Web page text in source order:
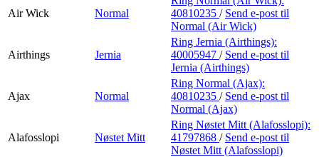
Air Wick Normal
40810235 / Send e-post til
Normal (Air Wick)
Airthings Jernia
Ring Jernia (Airthings):
40005947 / Send e-post til
Jernia (Airthings)
Ajax Normal
Ring Normal (Ajax):
40810235 / Send e-post til
Normal (Ajax)
Alafosslopi Nøstet Mitt
Ring Nøstet Mitt (Alafosslopi):
41797868 / Send e-post til
Nøstet Mitt (Alafosslopi)